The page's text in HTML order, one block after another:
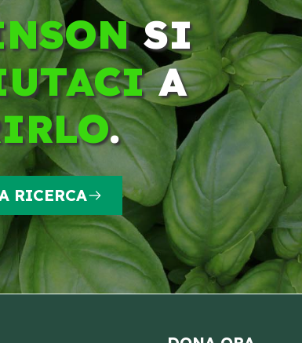
SI
A
.
RICERCA